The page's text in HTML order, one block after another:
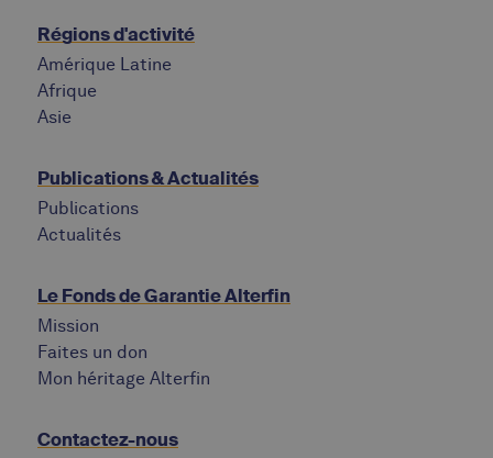
Régions d'activité
Amérique Latine
Afrique
Asie
Publications & Actualités
Publications
Actualités
Le Fonds de Garantie Alterfin
Mission
Faites un don
Mon héritage Alterfin
Contactez-nous